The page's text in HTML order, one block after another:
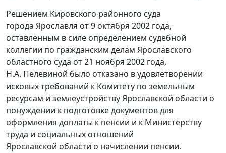
Решением Кировского районного суда
города Ярославля от 9 октября 2002 года,
оставленным в силе определением судебной
коллегии по гражданским делам Ярославского
областного суда от 21 ноября 2002 года,
Н.А. Пелевиной было отказано в удовлетворении
исковых требований к Комитету по земельным
ресурсам и землеустройству Ярославской области о
понуждении к подготовке документов для
оформления доплаты к пенсии и к Министерству
труда и социальных отношений
Ярославской области о начислении пенсии.